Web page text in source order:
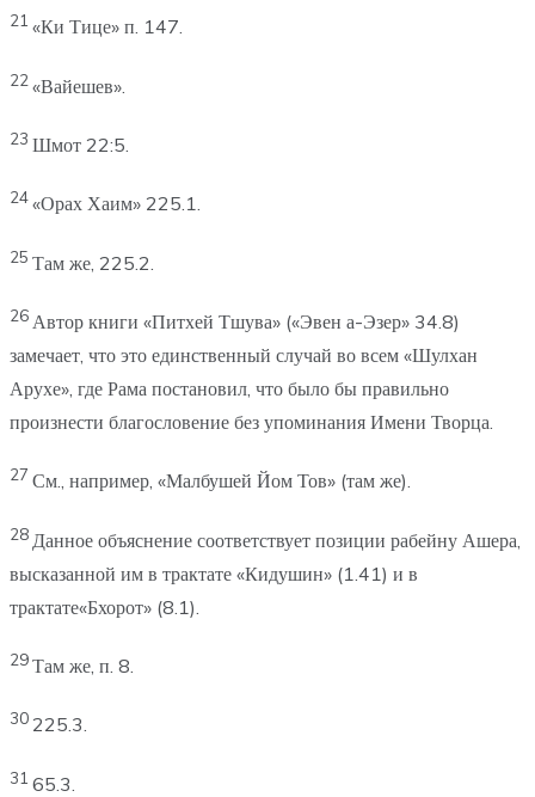
21 «Ки Тице» п. 147.
22 «Вайешев».
23 Шмот 22:5.
24«Орах Хаим» 225.1.
25 Там же, 225.2.
26Автор книги «Питхей Тшува» («Эвен а-Эзер» 34.8)
замечает, что это единственный случай во всем «Шулхан
Арухе», где Рама постановил, что было бы правильно
произнести благословение без упоминания Имени Творца.
27 См., например, «Малбушей Йом Тов» (там же).
28 Данное объяснение соответствует позиции рабейну Ашера,
высказанной им в трактате «Кидушин» (1.41) и в
трактате«Бхорот» (8.1).
29Там же, п. 8.
30 225.3.
31 65.3.